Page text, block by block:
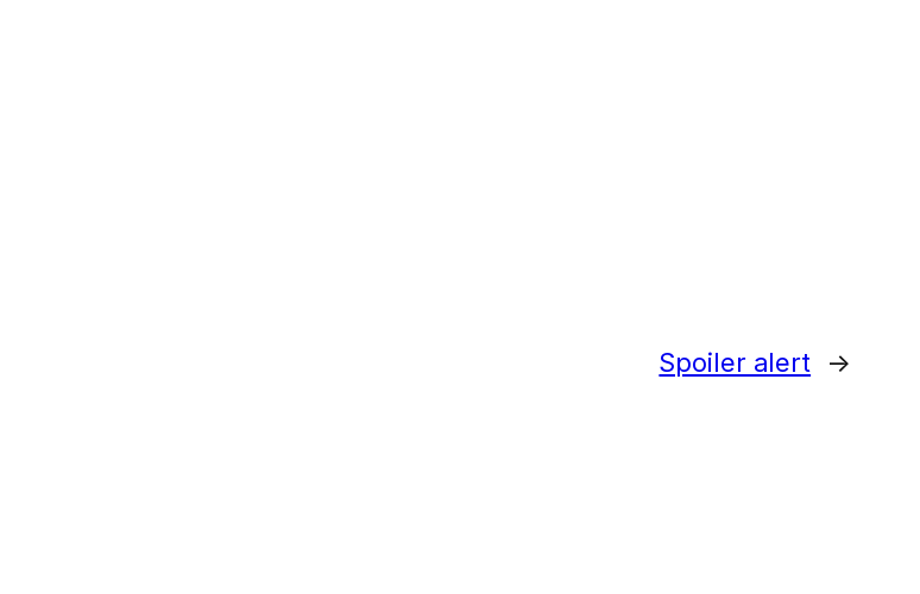
Spoiler alert →